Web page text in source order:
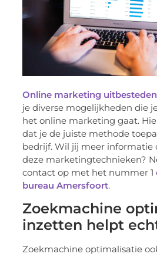
Online marketing uitbesteden
je diverse mogelijkheden die
het online marketing gaat.
dat je de juiste methode
bedrijf. Wil jij meer informatie
deze marketingtechnieken?
contact op met het nummer 1
bureau Amersfoort.
Zoekmachine
inzetten helpt
Zoekmachine optimalisatie